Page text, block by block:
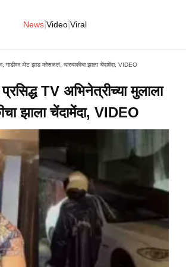
News Video Viral
थेट झाड कोसळलं, चारचाकीचा झाला चेंदामेंदा, VIDEO
TV अभिनेत्रीच्या मुलाला
झाला चेंदामेंदा, VIDEO